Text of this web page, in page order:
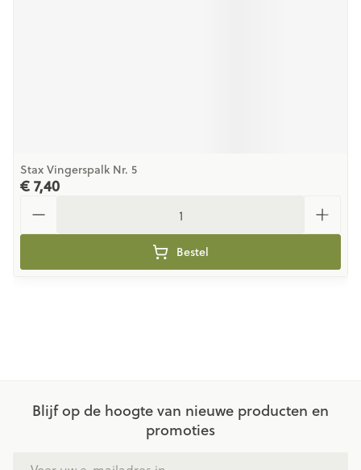
Stax Vingerspalk Nr. 5
€ 7,40
Bestel
Blijf op de hoogte van nieuwe producten en
promoties